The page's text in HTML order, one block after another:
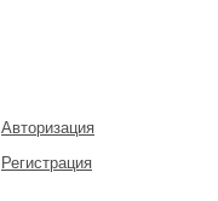
Авторизация
Регистрация